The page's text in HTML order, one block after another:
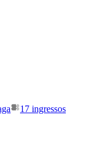
17 ingressos